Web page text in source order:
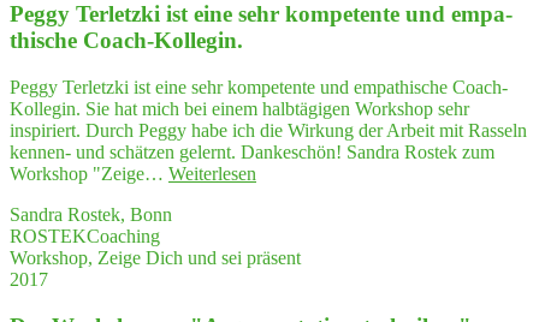
pri­
va­
Bereich,
die
ich
mit
Sicher­
zen werde."
for
my
future
work"
Peg­gy Ter­letz­ki ist eine sehr kom­pe­ten­te und empa­
thi­sche Coach-Kollegin.
Peggy Terletzki ist eine sehr kompetente und empathische Coach-
Kollegin. Sie hat mich bei einem halbtägigen Workshop sehr
inspiriert. Durch Peggy habe ich die Wirkung der Arbeit mit Rasseln
kennen- und schätzen gelernt. Dankeschön! Sandra Rostek zum
Workshop "Zeige… Weiterlesen
ki
Sandra Rostek, Bonn
ROSTEKCoaching
Workshop, Zeige Dich und sei präsent
2017